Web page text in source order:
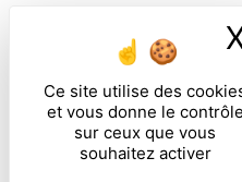
Ce site utilise des
et vous donne le contrôle
sur ceux que vous
souhaitez activer
En cochant cette
particulières ci-dessous
** Les données personnelles